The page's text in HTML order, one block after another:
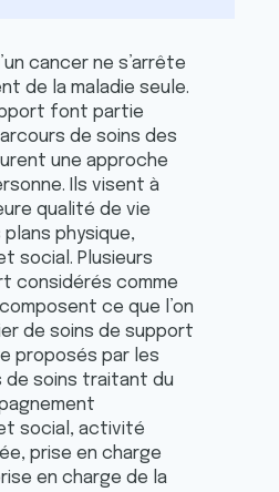
cancer ne s’arrête
de la maladie seule.
font partie
de soins des
une approche
Ils visent à
qualité de vie
physique,
social. Plusieurs
considérés comme
ce que l’on
de soins de support
proposés par les
soins traitant du
social, activité
prise en charge
en charge de la